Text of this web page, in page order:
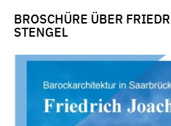
BROSCHÜRE ÜBER
STENGEL